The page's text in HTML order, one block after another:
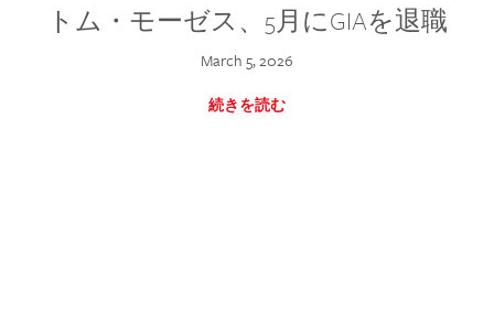
トム・モーゼス、5月にGIAを退職
March 5, 2026
続きを読む